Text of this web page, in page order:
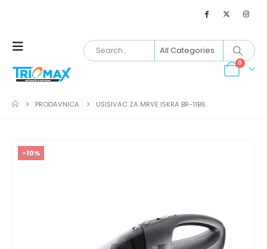
0
PRODAVNICA USISIVAC ZA MRVE ISKRA BR-11B6
-10%